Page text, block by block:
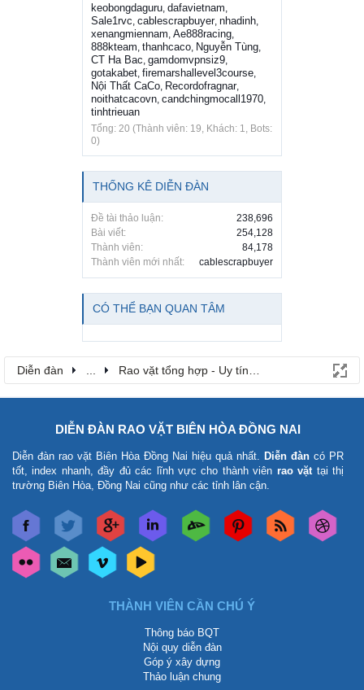
keobongdaguru dafavietnam
Sale1rvc cablescrapbuyer, nhadinh
xenangmiennam Ae888racing
888kteam thanhcaco Nguyễn Tùng
CT Ha Bac gamdomvpnsiz9
gotakabet firemarshallevel3course
Nội Thất CaCo Recordofragnar,
noithatcacovn candchingmocall1970
tinhtrieuan
Tổng: 20 (Thành viên: 19, Khách: 1, Bots:
0)
THỐNG KÊ DIỄN ĐÀN
Đề tài thảo luận:
238,696
Bài viết:
254,128
Thành viên:
84,178
Thành viên mới nhất:
cablescrapbuyer
CÓ THỂ BẠN QUAN TÂM
Diễn đàn Rao vặt tổng hợp - Uy tín - Miễn phí
DIỄN ĐÀN RAO VẶT BIÊN HÒA ĐỒNG NAI
Diễn đàn rao vặt Biên Hòa Đồng Nai hiệu quả nhất. Diễn đàn có PR
tốt, index nhanh, đầy đủ các lĩnh vực cho thành viên rao vặt tại thị
trường Biên Hòa, Đồng Nai cũng như các tỉnh lân cận.
THÀNH VIÊN CẦN CHÚ Ý
Thông báo BQT
Nội quy diễn đàn
Góp ý xây dựng
Thảo luận chung